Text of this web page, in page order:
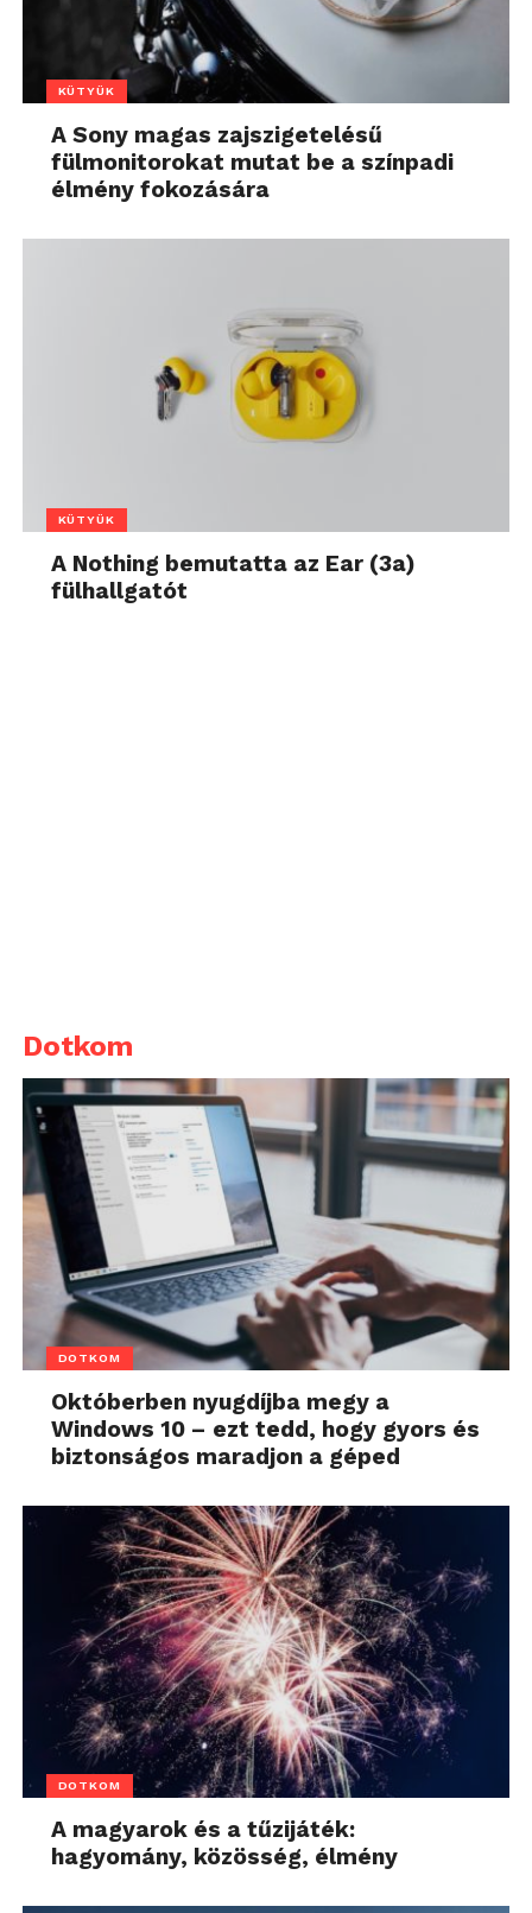
KÜTYÜK
A Sony magas zajszigetelésű
fülmonitorokat mutat be a színpadi
élmény fokozására
KÜTYÜK
A Nothing bemutatta az Ear (3a)
fülhallgatót
Dotkom
DOTKOM
Októberben nyugdíjba megy a
Windows 10 – ezt tedd, hogy gyors és
biztonságos maradjon a géped
DOTKOM
A magyarok és a tűzijáték:
hagyomány, közösség, élmény